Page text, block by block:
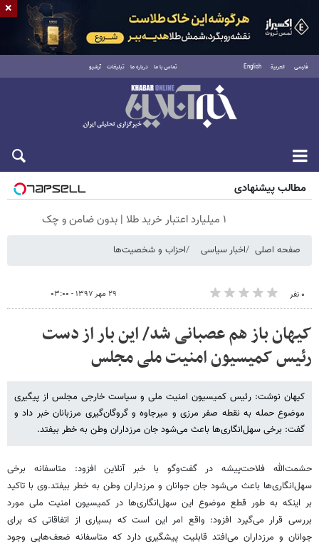
فارسی العربية English تماس با ما درباره ما تبلیغات آرشیو
پنجشنبه ۱۵ مرداد ۱۴۰۵
مطالب پیشنهادی
۱ میلیارد اعتبار خرید طلا | بدون ضامن و چک
صفحه اصلی اخبار سیاسی احزاب و شخصیت‌ها
۰ نفر ۲۹ مهر ۱۳۹۷ - ۰۳:۰۰
کیهان باز هم عصبانی شد/ این بار از دست
رئیس کمیسیون امنیت ملی مجلس
کیهان نوشت: رئیس کمیسیون امنیت ملی و سیاست خارجی مجلس از پیگیری
موضوع حمله به نقطه صفر مرزی و میرجاوه و گروگان‌گیری مرزبانان خبر داد و
گفت: برخی سهل‌انگاری‌ها باعث می‌شود جان مرزداران وطن به خطر بیفتد.
حشمت‌الله فلاحت‌پیشه در گفت‌وگو با خبر آنلاین افزود: متاسفانه برخی
سهل‌انگاری‌ها باعث می‌شود جان جوانان و مرزداران وطن‌ به خطر بیفتد.وی با تاکید
بر اینکه به طور قطع موضوع این سهل‌انگاری‌ها در کمیسیون امنیت ملی مورد
بررسی قرار می‌گیرد افزود: واقع امر این است که بسیاری از اتفاقاتی که برای
جوانان و مرزداران می‌افتد قابلیت پیشگیری دارد که متاسفانه ضعف‌هایی وجود
×